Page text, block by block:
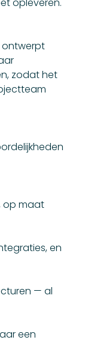
opleveren.
ontwerpt
zodat het
op maat
en
— al
een